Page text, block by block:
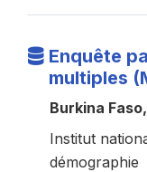
Enquête
multiples
Burkina
Institut
démographie